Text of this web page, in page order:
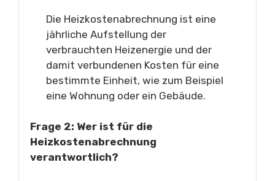
Die Heizkostenabrechnung ist eine
jährliche Aufstellung der
verbrauchten Heizenergie und der
damit verbundenen Kosten für eine
bestimmte Einheit, wie zum Beispiel
eine Wohnung oder ein Gebäude.
Frage 2: Wer ist für die
Heizkostenabrechnung
verantwortlich?